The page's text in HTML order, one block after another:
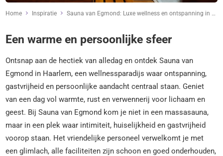
Home Inspiratie Sauna van Egmond: Luxe wellness en ontspanning in Haarlem
Een warme en persoonlijke sfeer
Ontsnap aan de hectiek van alledag en ontdek Sauna van
Egmond in Haarlem, een wellnessparadijs waar ontspanning,
gastvrijheid en persoonlijke aandacht centraal staan. Geniet
van een dag vol warmte, rust en verwennerij voor lichaam en
geest. Bij Sauna van Egmond kom je niet in een massasauna,
maar in een plek waar intimiteit, huiselijkheid en gastvrijheid
voorop staan. Het vriendelijke personeel verwelkomt je met
een glimlach, alle faciliteiten zijn schoon en goed onderhouden,